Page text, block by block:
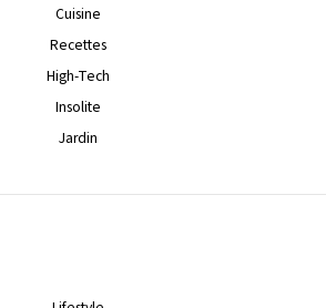
Cuisine
Recettes
High-Tech
Insolite
Jardin